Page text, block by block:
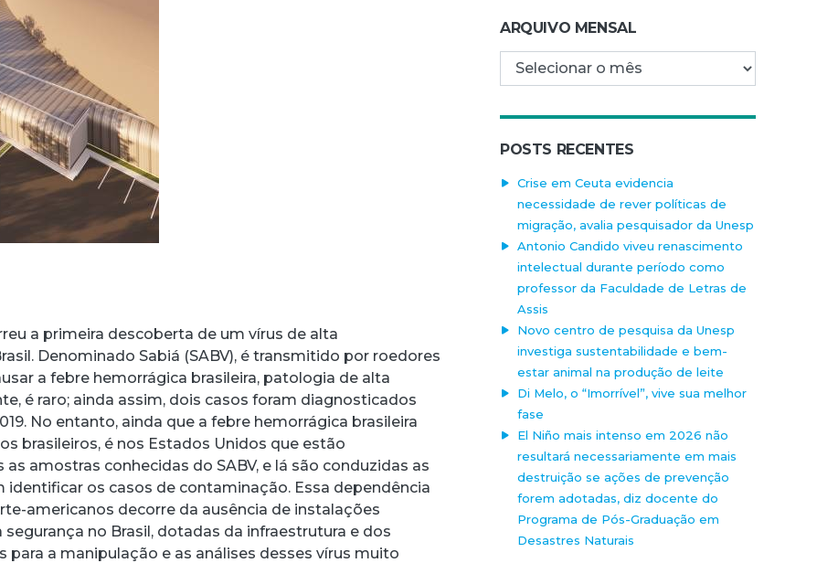
a primeira descoberta de um vírus de alta
Denominado Sabiá (SABV), é transmitido por roedores
a febre hemorrágica brasileira, patologia de alta
é raro; ainda assim, dois casos foram diagnosticados
No entanto, ainda que a febre hemorrágica brasileira
brasileiros, é nos Estados Unidos que estão
amostras conhecidas do SABV, e lá são conduzidas as
identificar os casos de contaminação. Essa dependência
americanos decorre da ausência de instalações
no Brasil, dotadas da infraestrutura e dos
para a manipulação e as análises desses vírus muito
ARQUIVO MENSAL
Arquivo mensal
POSTS RECENTES
Crise em Ceuta evidencia
necessidade de rever políticas de
migração, avalia pesquisador da Unesp
Antonio Candido viveu renascimento
intelectual durante período como
professor da Faculdade de Letras de
Assis
Novo centro de pesquisa da Unesp
investiga sustentabilidade e bem-
estar animal na produção de leite
Di Melo, o “Imorrível”, vive sua melhor
fase
El Niño mais intenso em 2026 não
resultará necessariamente em mais
destruição se ações de prevenção
forem adotadas, diz docente do
Programa de Pós-Graduação em
Desastres Naturais